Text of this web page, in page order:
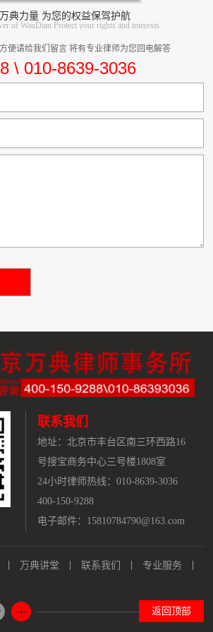
典力量 为您的权益保驾护航
of WanDian Protect your rights and interests
便请给我们留言 将有专业律师为您回电解答
\ 010-8639-3036
联系我们
地址： 北京市丰台区南三环西路16
号搜宝商务中心三号楼1808室
24小时律师热线：010-8639-3036
400-150-9288
电子邮件：15810784790@163.com
万典讲堂 联系我们
专业服务
返回顶部